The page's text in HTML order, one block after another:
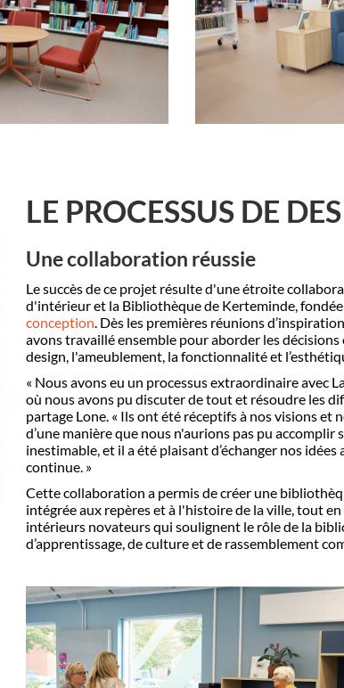
LE PROCESSUS DE
Une collaboration réussie
Le succès de ce projet résulte d'une étroite
d'intérieur et la Bibliothèque de Kerteminde,
conception . Dès les premières réunions d’
avons travaillé ensemble pour aborder les
design, l'ameublement, la fonctionnalité et
« Nous avons eu un processus extraordinaire avec
où nous avons pu discuter de tout et résoudre les
partage Lone. « Ils ont été réceptifs à nos visions et
d’une manière que nous n'aurions pas pu accomplir
inestimable, et il a été plaisant d’échanger nos idées
continue. »
Cette collaboration a permis de créer une bibliothè
intégrée aux repères et à l'histoire de la ville, tout en
intérieurs novateurs qui soulignent le rôle de la
d’apprentissage, de culture et de rassemblement